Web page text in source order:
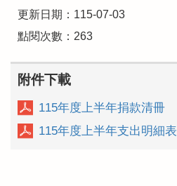
更新日期：115-07-03
點閱次數：263
附件下載
115年度上半年捐款清冊
115年度上半年支出明細表